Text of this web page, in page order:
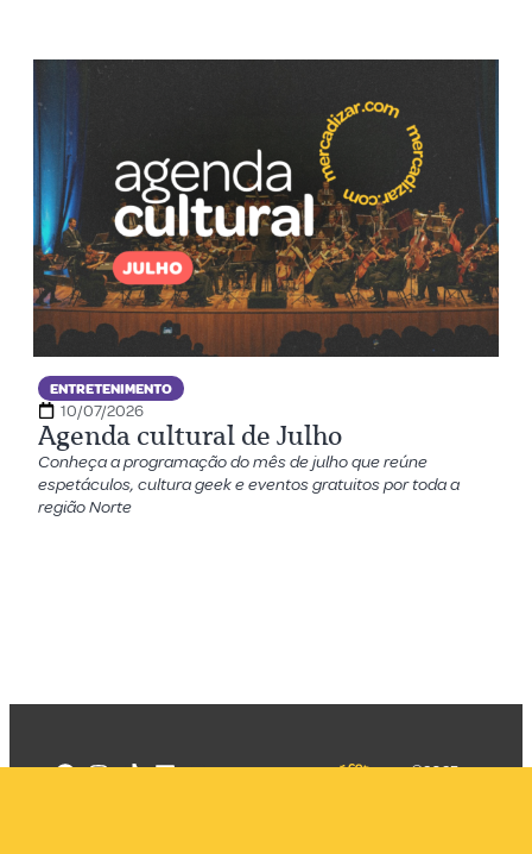
ENTRETENIMENTO
10/07/2026
Agenda cultural de Julho
Conheça a programação do mês de julho que reúne
espetáculos, cultura geek e eventos gratuitos por toda a
região Norte
©2025